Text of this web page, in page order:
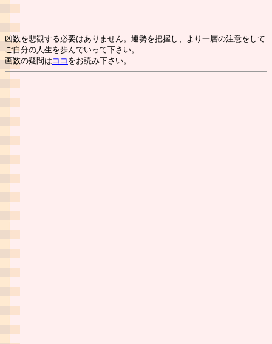
凶数を悲観する必要はありません。運勢を把握し、より一層の注意をして
ご自分の人生を歩んでいって下さい。
画数の疑問は ココ をお読み下さい。